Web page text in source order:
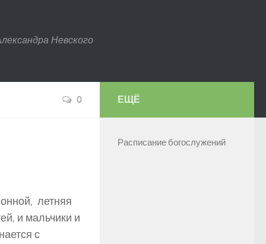
Невского
0
летняя
и мальчики и
с
ЕЩЁ
Расписание богослужений